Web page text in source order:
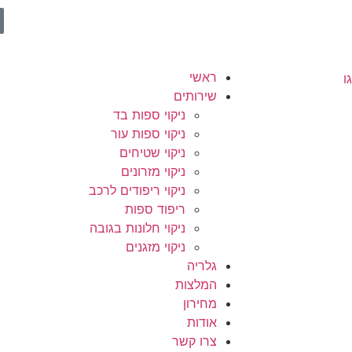
ראשי
שירותים
ניקוי ספות בד
ניקוי ספות עור
ניקוי שטיחים
ניקוי מזרונים
ניקוי ריפודים לרכב
ריפוד ספות
ניקוי חלונות בגובה
ניקוי מזגנים
גלריה
המלצות
מחירון
אודות
צרו קשר